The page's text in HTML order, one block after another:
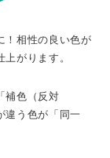
！相性の良い色が
がります。
補色（反対
違う色が「同一